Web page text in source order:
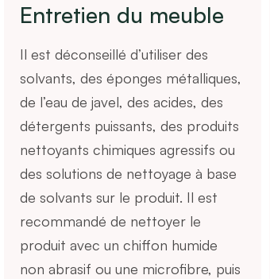
Entretien du meuble
Il est déconseillé d’utiliser des
solvants, des éponges métalliques,
de l’eau de javel, des acides, des
détergents puissants, des produits
nettoyants chimiques agressifs ou
des solutions de nettoyage à base
de solvants sur le produit. Il est
recommandé de nettoyer le
produit avec un chiffon humide
non abrasif ou une microfibre, puis